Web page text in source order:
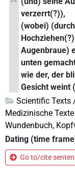
verzerrt(?)),
(wobei)
Augenbraue)
unten
wie der, der
Gesicht weint
Scientific Texts
Medizinische Texte
Wundenbuch,
Dating (time
Go to/cite